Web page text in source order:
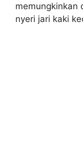
memungkinkan
nyeri jari kaki